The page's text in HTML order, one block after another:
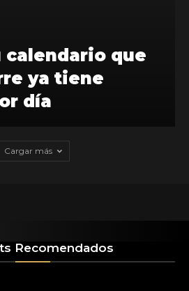
calendario que
ya tiene
día
Cargar más
Recomendados